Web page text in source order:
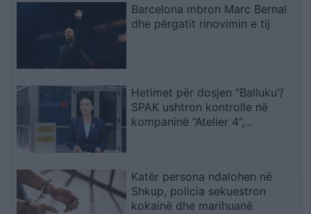
Barcelona mbron Marc Bernal
dhe përgatit rinovimin e tij
Hetimet për dosjen “Balluku”/
SPAK ushtron kontrolle në
kompaninë “Atelier 4”,
Katër persona ndalohen në
Shkup, policia sekuestron
kokainë dhe marihuanë